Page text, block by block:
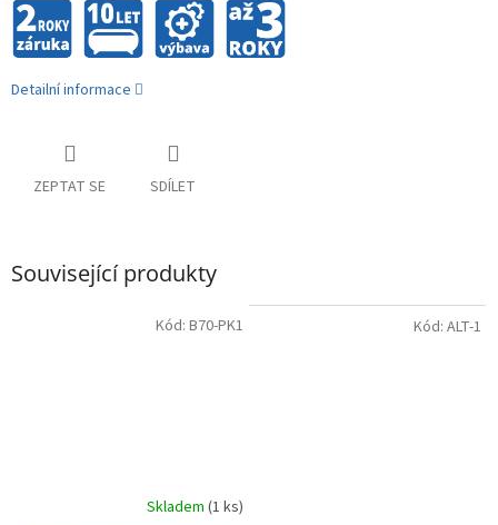
Detailní informace
ZEPTAT SE SDÍLET
Související produkty
Skladem (1 ks)
Kód: B70-PK1 Kód: ALT-1